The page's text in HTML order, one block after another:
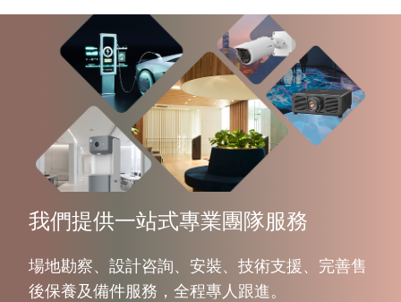
我們提供一站式專業團隊服務
場地勘察、設計咨詢、安裝、技術支援、完善售
後保養及備件服務，全程專人跟進。